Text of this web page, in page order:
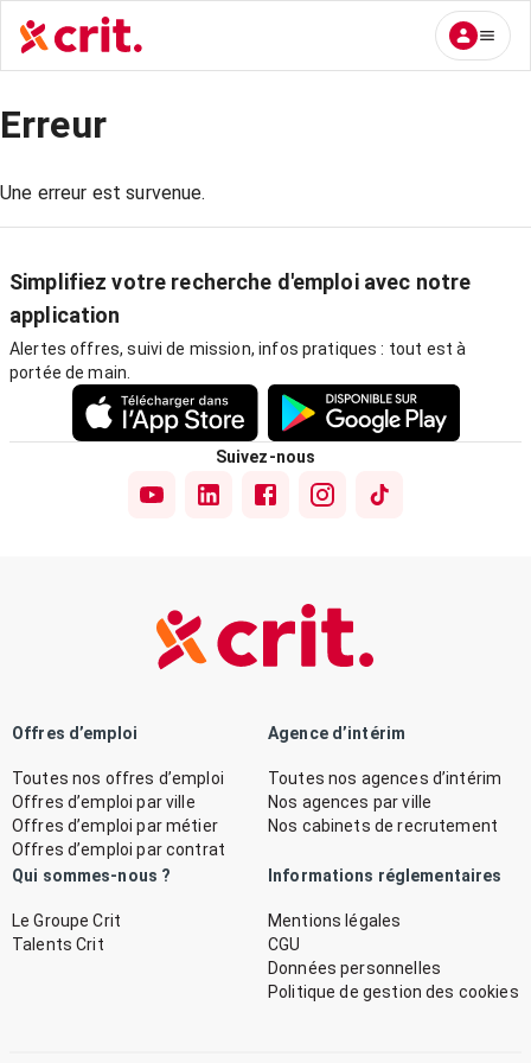
Erreur
Une erreur est survenue.
Simplifiez votre recherche d'emploi avec notre
application
Alertes offres, suivi de mission, infos pratiques : tout est à
portée de main.
Suivez-nous
Offres d’emploi
Toutes nos offres d’emploi
Offres d’emploi par ville
Offres d’emploi par métier
Offres d’emploi par contrat
Agence d’intérim
Toutes nos agences d’intérim
Nos agences par ville
Nos cabinets de recrutement
Qui sommes-nous ?
Le Groupe Crit
Talents Crit
Informations réglementaires
Mentions légales
CGU
Données personnelles
Politique de gestion des cookies